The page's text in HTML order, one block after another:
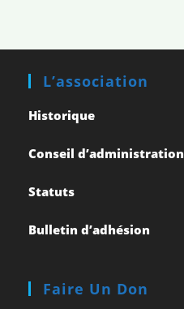
L’association
Historique
Conseil d’administration
Statuts
Bulletin d’adhésion
Faire Un Don